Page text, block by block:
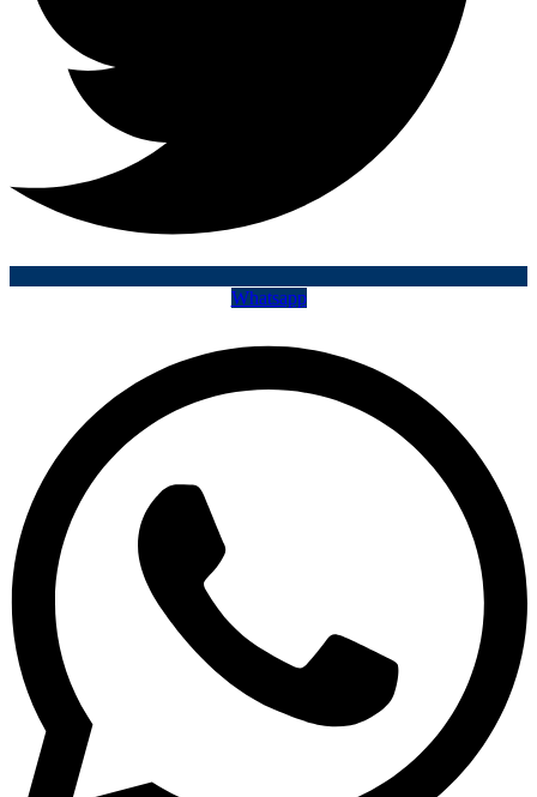
Whatsapp